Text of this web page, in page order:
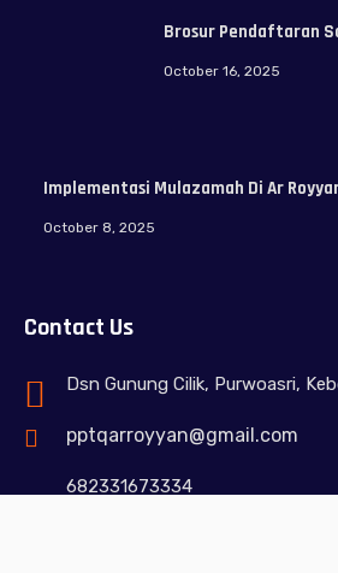
Brosur Pendaftaran
October 16, 2025
Implementasi Mulazamah Di Ar
October 8, 2025
Contact Us
Dsn Gunung Cilik, Purwoasri,
pptqarroyyan@gmail.com
682331673334